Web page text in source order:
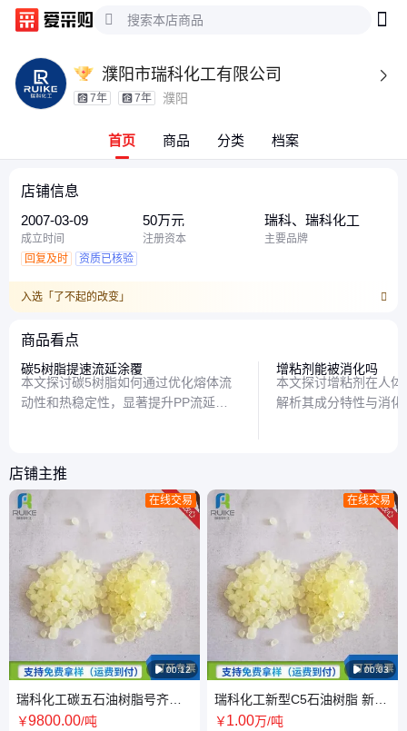
濮阳市瑞科化工有限公司 
7年 7年 濮阳
首页 商品 分类 档案
店铺信息
2007-03-09
成立时间
50万元
注册资本
瑞科、瑞科化工
主要品牌
回复及时
资质已核验
入选「了不起的改变」
商品看点
碳5树脂提速流延涂覆
本文探讨碳5树脂如何通过优化熔体流
动性和热稳定性，显著提升PP流延涂
增粘剂能被消化吗
本文探讨增粘剂在人
解析其成分特性与消
店铺主推
 00:12
在线交易
瑞科化工碳五石油树脂号齐全
碳 五石油树 脂货源
￥9800.00/吨
 00:03
在线交易
瑞科化工新型C5石油树脂 新的
C 5石油树 脂支持拿样
￥1.00万/吨